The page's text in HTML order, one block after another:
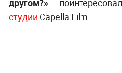
другом?»—
студии Capella Film.